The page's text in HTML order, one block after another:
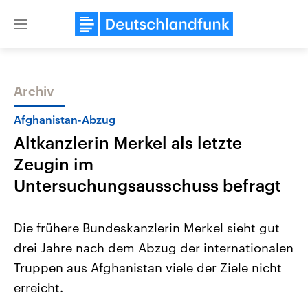
Close
Themen
2026
Alle Informationen
Sachsen-Anhalt wählt am 6.
September 2026 einen neuen
Landtag. Seit 2021 wird das
Aktuelle Beiträge,
Hintergründe
Wirtschaftlich und
Archiv
Afghanistan-Abzug
Altkanzlerin Merkel als letzte
Zeugin im
Untersuchungsausschuss befragt
Die frühere Bundeskanzlerin Merkel sieht gut
drei Jahre nach dem Abzug der internationalen
Truppen aus Afghanistan viele der Ziele nicht
erreicht.